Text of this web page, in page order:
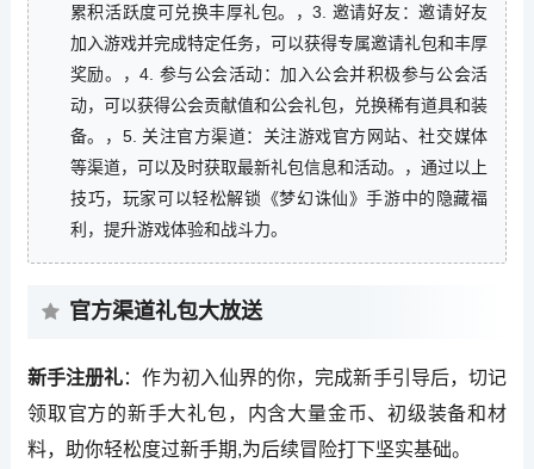
累积活跃度可兑换丰厚礼包。，3. 邀请好友：邀请好友
加入游戏并完成特定任务，可以获得专属邀请礼包和丰厚
奖励。，4. 参与公会活动：加入公会并积极参与公会活
动，可以获得公会贡献值和公会礼包，兑换稀有道具和装
备。，5. 关注官方渠道：关注游戏官方网站、社交媒体
等渠道，可以及时获取最新礼包信息和活动。，通过以上
技巧，玩家可以轻松解锁《梦幻诛仙》手游中的隐藏福
利，提升游戏体验和战斗力。
官方渠道礼包大放送
新手注册礼：作为初入仙界的你，完成新手引导后，切记
领取官方的新手大礼包，内含大量金币、初级装备和材
料，助你轻松度过新手期,为后续冒险打下坚实基础。